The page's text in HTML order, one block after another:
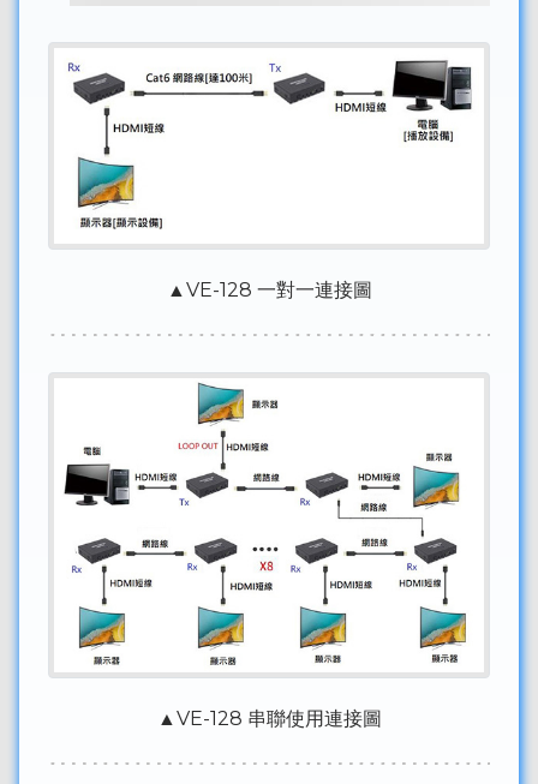
▲VE-128 一對一連接圖
▲VE-128 串聯使用連接圖